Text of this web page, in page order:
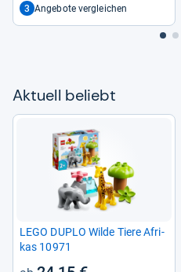
3 Angebote vergleichen
Aktu­ell beliebt
LEGO DUPLO Wilde Tiere Afri­
kas 10971